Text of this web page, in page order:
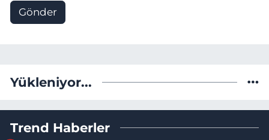
Gönder
Yükleniyor...
Trend Haberler